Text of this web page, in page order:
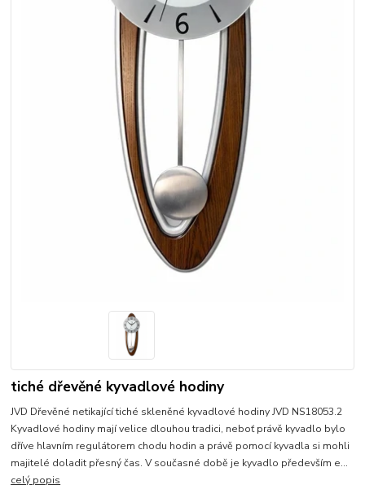
tiché dřevěné kyvadlové hodiny
JVD Dřevěné netikající tiché skleněné kyvadlové hodiny JVD NS18053.2
Kyvadlové hodiny mají velice dlouhou tradici, neboť právě kyvadlo bylo
dříve hlavním regulátorem chodu hodin a právě pomocí kyvadla si mohli
majitelé doladit přesný čas. V současné době je kyvadlo především e...
celý popis